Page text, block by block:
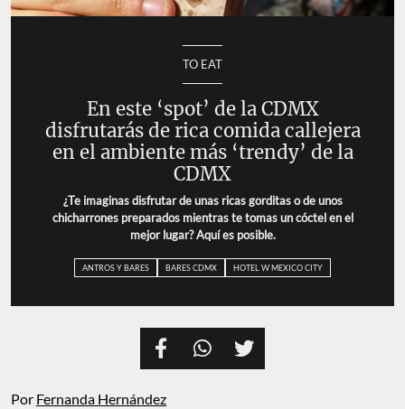
TO EAT
En este ‘spot’ de la CDMX
disfrutarás de rica comida callejera
en el ambiente más ‘trendy’ de la
CDMX
¿Te imaginas disfrutar de unas ricas gorditas o de unos
chicharrones preparados mientras te tomas un cóctel en el
mejor lugar? Aquí es posible.
ANTROS Y BARES BARES CDMX HOTEL W MEXICO CITY
Por Fernanda Hernández